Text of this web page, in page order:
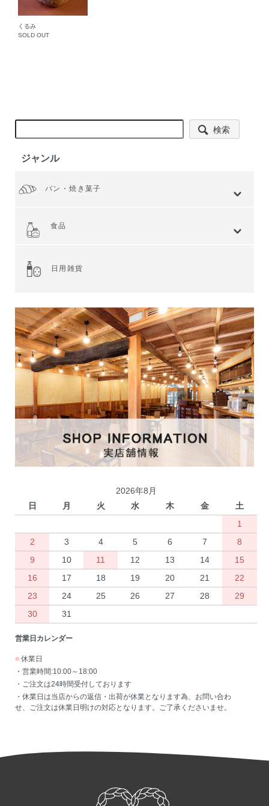
くるみ
SOLD OUT
検索
ジャンル
パン・焼き菓子
食品
日用雑貨
2026年8月
日
月 火 水 木 金
土
1
2
3 4 5 6 7
8
9
10 11 12 13 14
15
16
17 18 19 20 21
22
23
24 25 26 27 28
29
30
31
営業日カレンダー
■ 休業日
・営業時間:10:00～18:00
・ご注文は24時間受付しております
・休業日は当店からの返信・出荷が休業となります為、お問い合わ
せ、ご注文は休業日明けの対応となります。ご了承くださいませ。